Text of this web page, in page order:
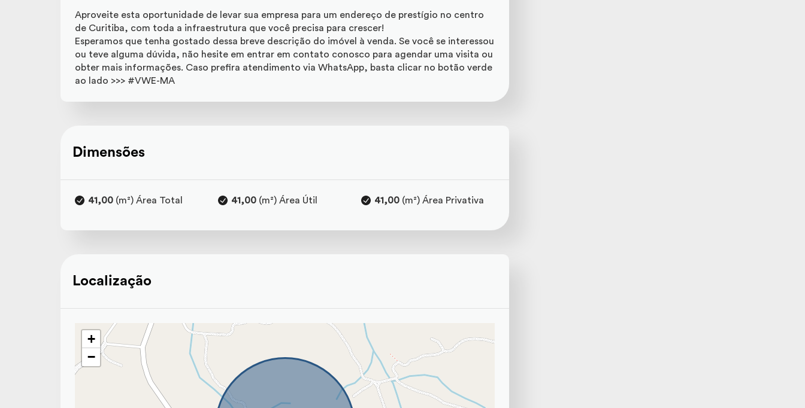
Aproveite esta oportunidade de levar sua empresa para um endereço de prestígio no centro
de Curitiba, com toda a infraestrutura que você precisa para crescer!
Esperamos que tenha gostado dessa breve descrição do imóvel à venda. Se você se interessou
ou teve alguma dúvida, não hesite em entrar em contato conosco para agendar uma visita ou
obter mais informações. Caso prefira atendimento via WhatsApp, basta clicar no botão verde
ao lado >>> #VWE-MA
Dimensões
41,00(m²) Área Total 41,00(m²) Área Útil 41,00 (m²) Área Privativa
Localização
+
−